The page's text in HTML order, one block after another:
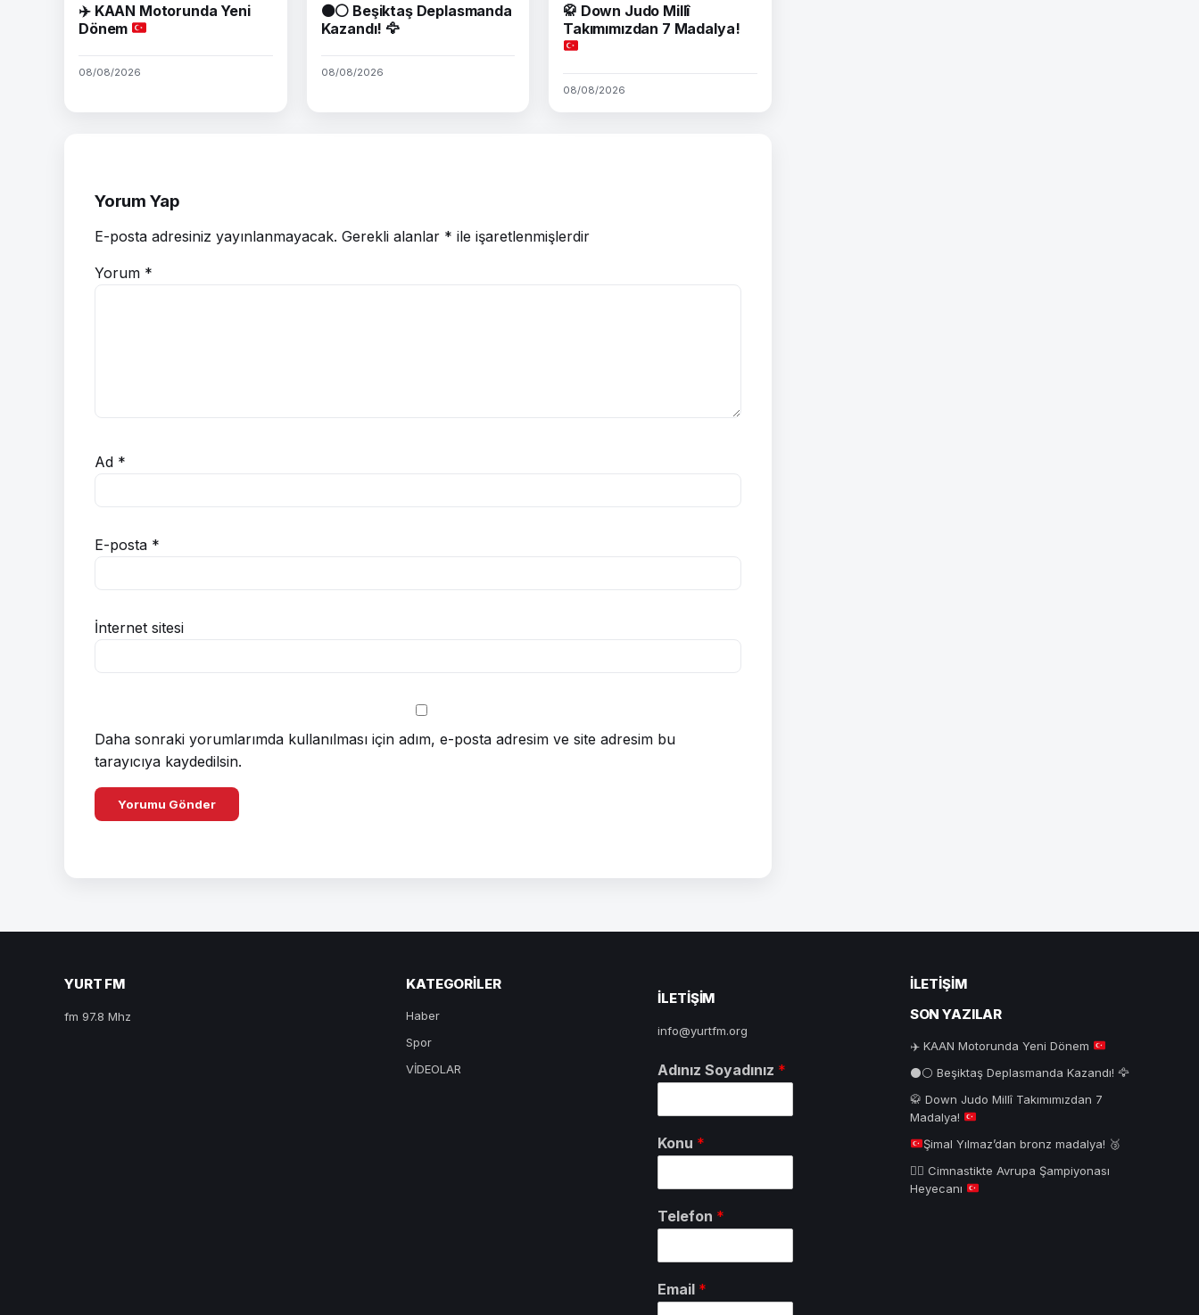
✈️KAAN Motorunda Yeni
Dönem
08/08/2026
⚫⚪ Beşiktaş Deplasmanda
Kazandı! 🦅
08/08/2026
🥋 Down Judo Millî
Takımımızdan 7 Madalya!
08/08/2026
Yorum Yap
E-posta adresiniz yayınlanmayacak. Gerekli alanlar * ile işaretlenmişlerdir
Yorum *
Ad *
E-posta *
İnternet sitesi
Daha sonraki yorumlarımda kullanılması için adım, e-posta adresim ve site adresim bu
tarayıcıya kaydedilsin.
YURT FM
fm 97.8 Mhz
KATEGORILER
Haber
Spor
VİDEOLAR
ILETIŞIM
info@yurtfm.org
Adınız Soyadınız *
Konu *
Telefon *
Email *
İLETIŞIM
SON YAZILAR
✈️KAAN Motorunda Yeni Dönem
⚫⚪ Beşiktaş Deplasmanda Kazandı! 🦅
🥋 Down Judo Millî Takımımızdan 7
Madalya!
Şimal Yılmaz’dan bronz madalya! 🥉
🤸‍♂️ Cimnastikte Avrupa Şampiyonası
Heyecanı